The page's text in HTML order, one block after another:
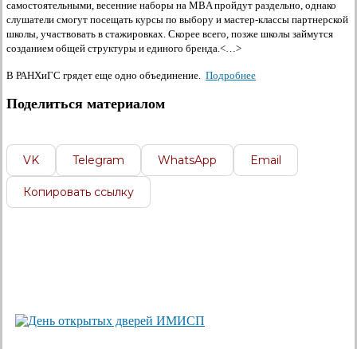
самостоятельными, весенние наборы на MBA пройдут раздельно, однако
слушатели смогут посещать курсы по выбору и мастер-классы партнерской
школы, участвовать в стажировках. Скорее всего, позже школы займутся
созданием общей структуры и единого бренда.<…>
В РАНХиГС грядет еще одно объединение. Подробнее
Поделиться материалом
VK Telegram WhatsApp Email
Копировать ссылку